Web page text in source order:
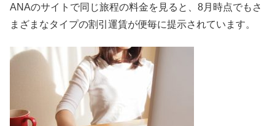
ANAのサイトで同じ旅程の料金を見ると、8月時点でもさ
まざまなタイプの割引運賃が便毎に提示されています。